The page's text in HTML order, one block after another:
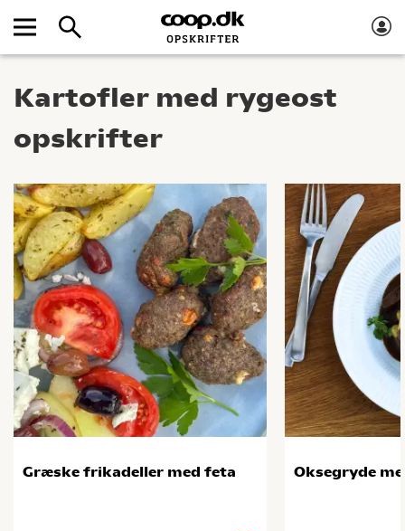
Kartofler med rygeost
opskrifter
Græske frikadeller med feta Oksegryde